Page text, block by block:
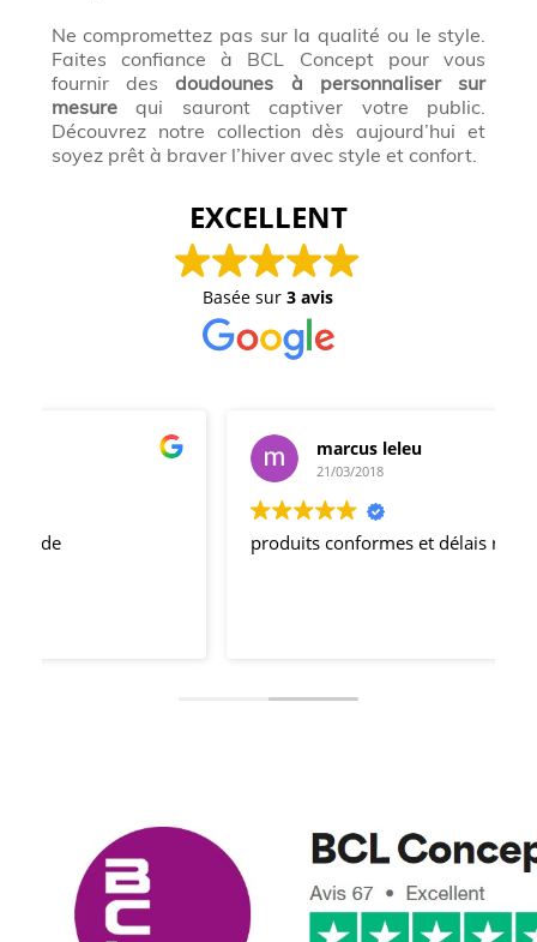
Ne compromettez pas sur la qualité ou le style.
Faites confiance à BCL Concept pour vous
fournir desdoudounes à personnaliser sur
mesurequi sauront captiver votre public.
Découvrez notre collection dès aujourd’hui et
soyez prêt à braver l’hiver avec style et confort.
EXCELLENT
Basée sur3 avis
marcus leleu
produits conformes et délais respectés